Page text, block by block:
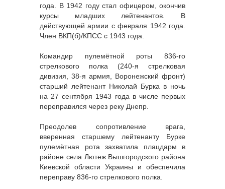
года. В 1942 году стал офицером, окончив
курсы младших лейтенантов. В
действующей армии с февраля 1942 года.
Член ВКП(б)/КПСС с 1943 года.
Командир пулемётной роты 836-го
стрелкового полка (240-я стрелковая
дивизия, 38-я армия, Воронежский фронт)
старший лейтенант Николай Бурка в ночь
на 27 сентября 1943 года в числе первых
переправился через реку Днепр.
Преодолев сопротивление врага,
вверенная старшему лейтенанту Бурке
пулемётная рота захватила плацдарм в
районе села Лютеж Вышгородского района
Киевской области Украины и обеспечила
переправу 836-го стрелкового полка.